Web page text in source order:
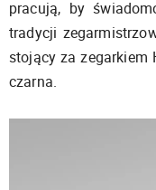
pracują, by
tradycji
stojący za zegarkiem
czarna.